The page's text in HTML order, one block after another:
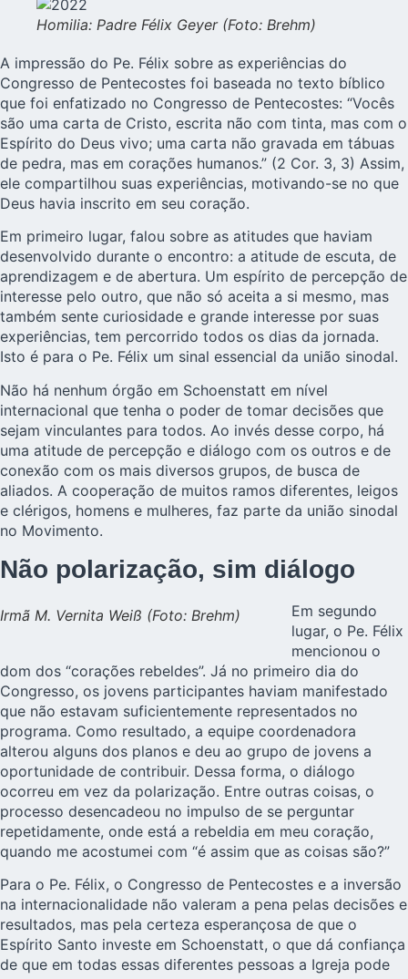
Homilia: Padre Félix Geyer (Foto: Brehm)
A impressão do Pe. Félix sobre as experiências do
Congresso de Pentecostes foi baseada no texto bíblico
que foi enfatizado no Congresso de Pentecostes: “Vocês
são uma carta de Cristo, escrita não com tinta, mas com o
Espírito do Deus vivo; uma carta não gravada em tábuas
de pedra, mas em corações humanos.” (2 Cor. 3, 3) Assim,
ele compartilhou suas experiências, motivando-se no que
Deus havia inscrito em seu coração.
Em primeiro lugar, falou sobre as atitudes que haviam
desenvolvido durante o encontro: a atitude de escuta, de
aprendizagem e de abertura. Um espírito de percepção de
interesse pelo outro, que não só aceita a si mesmo, mas
também sente curiosidade e grande interesse por suas
experiências, tem percorrido todos os dias da jornada.
Isto é para o Pe. Félix um sinal essencial da união sinodal.
Não há nenhum órgão em Schoenstatt em nível
internacional que tenha o poder de tomar decisões que
sejam vinculantes para todos. Ao invés desse corpo, há
uma atitude de percepção e diálogo com os outros e de
conexão com os mais diversos grupos, de busca de
aliados. A cooperação de muitos ramos diferentes, leigos
e clérigos, homens e mulheres, faz parte da união sinodal
no Movimento.
Não polarização, sim diálogo
Irmã M. Vernita Weiß (Foto: Brehm)
Em segundo
lugar, o Pe. Félix
mencionou o
dom dos “corações rebeldes”. Já no primeiro dia do
Congresso, os jovens participantes haviam manifestado
que não estavam suficientemente representados no
programa. Como resultado, a equipe coordenadora
alterou alguns dos planos e deu ao grupo de jovens a
oportunidade de contribuir. Dessa forma, o diálogo
ocorreu em vez da polarização. Entre outras coisas, o
processo desencadeou no impulso de se perguntar
repetidamente, onde está a rebeldia em meu coração,
quando me acostumei com “é assim que as coisas são?”
Para o Pe. Félix, o Congresso de Pentecostes e a inversão
na internacionalidade não valeram a pena pelas decisões e
resultados, mas pela certeza esperançosa de que o
Espírito Santo investe em Schoenstatt, o que dá confiança
de que em todas essas diferentes pessoas a Igreja pode